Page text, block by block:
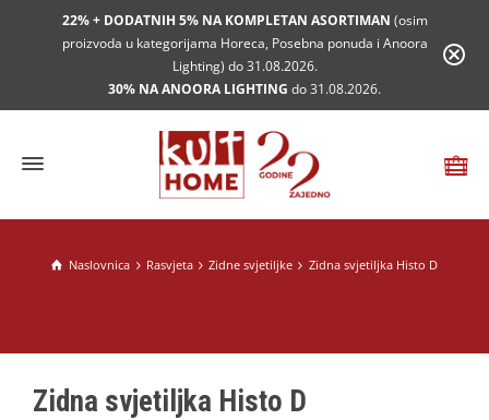
22% + DODATNIH 5% NA KOMPLETAN ASORTIMAN (osim
proizvoda u kategorijama Horeca, Posebna ponuda i Anoora
Lighting) do 31.08.2026.
30% NA ANOORA LIGHTING do 31.08.2026.
Naslovnica Rasvjeta Zidne svjetiljke Zidna svjetiljka Histo D
Zidna svjetiljka Histo D